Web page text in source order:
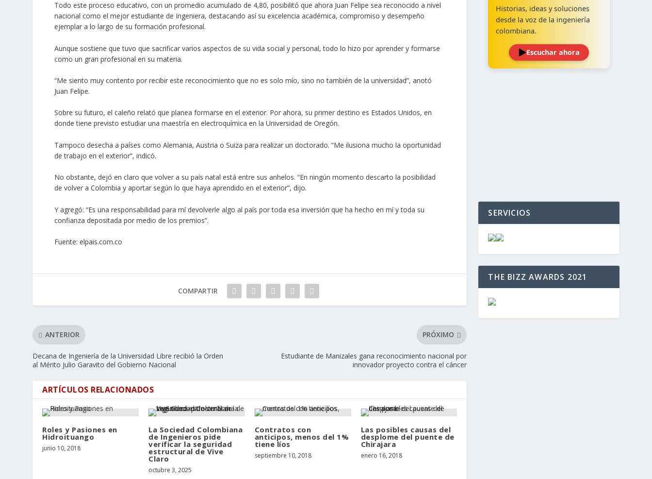
Todo este proceso educativo, con un promedio acumulado de 4,80, posibilitó que ahora Juan Felipe sea reconocido a nivel
nacional como el mejor estudiante de Ingeniera, destacando así su excelencia académica, compromiso y desempeño
ejemplar a lo largo de su formación profesional.
Aunque sostiene que tuvo que sacrificar varios aspectos de su vida social y personal, todo lo hizo por aprender y formarse
como un gran profesional en su materia.
“Me siento muy contento por recibir este reconocimiento que no es solo mío, sino no también de la universidad”, anotó
Juan Felipe.
Sobre su futuro, el caleño relató que planea formarse en el exterior. Por ahora, su primer destino es Estados Unidos, en
donde tiene previsto estudiar una maestría en electroquímica en la Universidad de Oregón.
Tampoco desecha a países como Alemania, Austria o Suiza para realizar un doctorado. “Me ilusiona mucho la oportunidad
de trabajo en el exterior”, indicó.
No obstante, dejó en claro que volver a su país natal está entre sus anhelos. “En ningún momento descarto la posibilidad
de volver a Colombia y aportar según lo que haya aprendido en el exterior”, dijo.
Y agregó: “Es una responsabilidad para mí devolverle algo al país por toda esa inversión que ha hecho en mí y toda su
confianza depositada por medio de los premios”.
Fuente: elpais.com.co
COMPARTIR
ANTERIOR
Decana de Ingeniería de la Universidad Libre recibió la Orden
al Mérito Julio Garavito del Gobierno Nacional
PRÓXIMO
Estudiante de Manizales gana reconocimiento nacional por
innovador proyecto contra el cáncer
ARTÍCULOS RELACIONADOS
Roles y Pasiones en
Hidroituango
junio 10, 2018
La Sociedad Colombiana
de Ingenieros pide
verificar la seguridad
estructural de Vive
Claro
octubre 3, 2025
Contratos con
anticipos, menos del 1%
tiene líos
septiembre 10, 2018
Las posibles causas del
desplome del puente de
Chirajara
enero 16, 2018
Historias, ideas y soluciones
desde la voz de la ingeniería
colombiana.
Escuchar ahora
SERVICIOS
THE BIZZ AWARDS 2021